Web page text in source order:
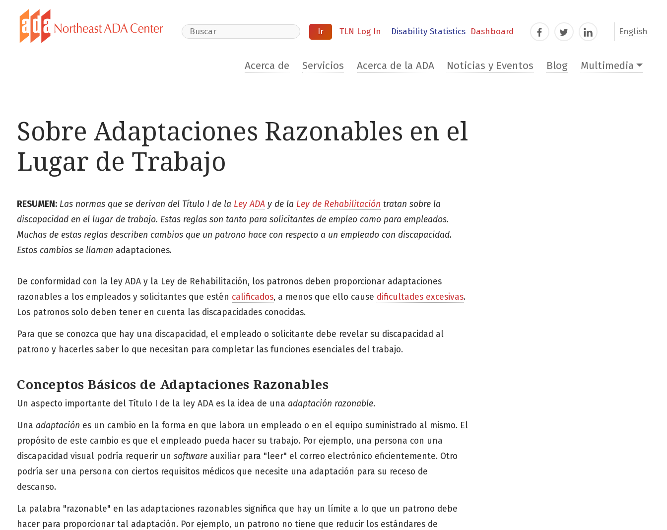
Search Website TLN Log In Disability Statistics Dashboard FacebookTwitterLinkedIn English
Acerca de Servicios Acerca de la ADA Noticias y Eventos Blog Multimedia
Sobre Adaptaciones Razonables en el
Lugar de Trabajo
RESUMEN: Las normas que se derivan del Título I de la Ley ADA y de la Ley de Rehabilitación tratan sobre la
discapacidad en el lugar de trabajo. Estas reglas son tanto para solicitantes de empleo como para empleados.
Muchas de estas reglas describen cambios que un patrono hace con respecto a un empleado con discapacidad.
Estos cambios se llaman adaptaciones.
De conformidad con la ley ADA y la Ley de Rehabilitación, los patronos deben proporcionar adaptaciones
razonables a los empleados y solicitantes que estén calificados, a menos que ello cause dificultades excesivas.
Los patronos solo deben tener en cuenta las discapacidades conocidas.
Para que se conozca que hay una discapacidad, el empleado o solicitante debe revelar su discapacidad al
patrono y hacerles saber lo que necesitan para completar las funciones esenciales del trabajo.
Conceptos Básicos de Adaptaciones Razonables
Un aspecto importante del Título I de la ley ADA es la idea de una adaptación razonable.
Una adaptación es un cambio en la forma en que labora un empleado o en el equipo suministrado al mismo. El
propósito de este cambio es que el empleado pueda hacer su trabajo. Por ejemplo, una persona con una
discapacidad visual podría requerir un software auxiliar para "leer" el correo electrónico eficientemente. Otro
podría ser una persona con ciertos requisitos médicos que necesite una adaptación para su receso de
descanso.
La palabra "razonable" en las adaptaciones razonables significa que hay un límite a lo que un patrono debe
hacer para proporcionar tal adaptación. Por ejemplo, un patrono no tiene que reducir los estándares de